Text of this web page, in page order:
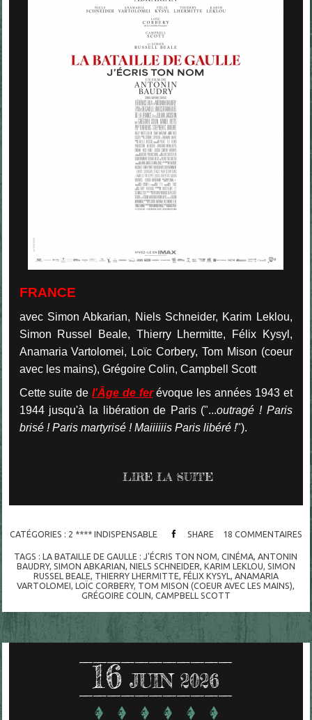
FRANCE
avec Simon Abkarian, Niels Schneider, Karim Leklou,
Simon Russel Beale, Thierry Lhermitte, Félix Kysyl,
Anamaria Vartolomei, Loïc Corbery, Tom Mison (coeur
avec les mains), Grégoire Colin, Campbell Scott
Cette suite del'Âge de ferévoque les années 1943 et
1944 jusqu'à la libération de Paris ("...outragé ! Paris
brisé ! Paris martyrisé ! Maiiiiiis Paris libéré !").
LIRE LA SUITE
CATÉGORIES : 2 **** INDISPENSABLE SHARE 18 COMMENTAIRES
TAGS :LA BATAILLE DE GAULLE : J'ÉCRIS TON NOM,CINÉMA,ANTONIN
BAUDRY, SIMON ABKARIAN, NIELS SCHNEIDER, KARIM LEKLOU, SIMON
RUSSEL BEALE, THIERRY LHERMITTE, FÉLIX KYSYL , ANAMARIA
VARTOLOMEI,LOÏC CORBERY, TOM MISON (COEUR AVEC LES MAINS),
GRÉGOIRE COLIN, CAMPBELL SCOTT
16 JUIN 2026